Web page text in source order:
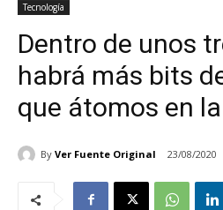
Tecnología
Dentro de unos
habrá más bits
que átomos en
By Ver Fuente Original 23/08/2020